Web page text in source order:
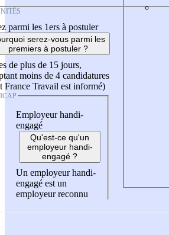
parmi les 1ers à postuler
serez-vous parmi les
premiers à postuler ?
de plus de 15 jours,
moins de 4 candidatures
France Travail est informé)
Employeur handi-
engagé
Qu'est-ce qu'un
employeur handi-
engagé ?
Un employeur handi-
engagé est un
employeur reconnu